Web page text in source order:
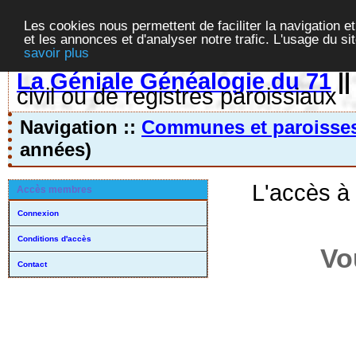
Les cookies nous permettent de faciliter la navigation
et les annonces et d'analyser notre trafic. L'usage du
savoir plus
La Géniale Généalogie du 71||
civil ou de registres paroissiaux
Navigation :: Communes et
années)
Accès membres
Connexion
Conditions d'accès
Contact
L'accès